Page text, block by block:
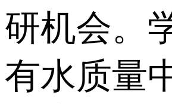
研机会。
有水质量